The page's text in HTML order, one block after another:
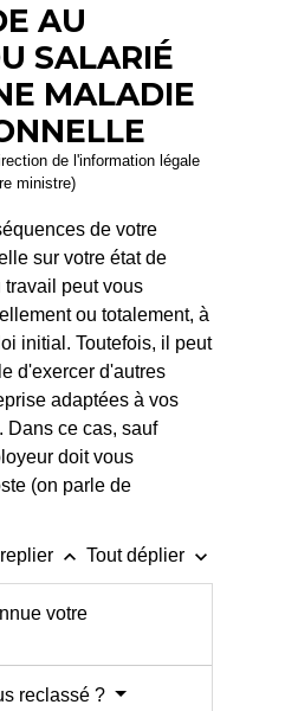
AU
SALARIÉ
MALADIE
de l'information légale
ministre)
de votre
sur votre état de
travail peut vous
ou totalement, à
initial. Toutefois, il peut
d'exercer d'autres
adaptées à vos
Dans ce cas, sauf
doit vous
(on parle de
keyboard_arrow_up Tout déplier keyboard_arrow_down
votre
reclassé ?